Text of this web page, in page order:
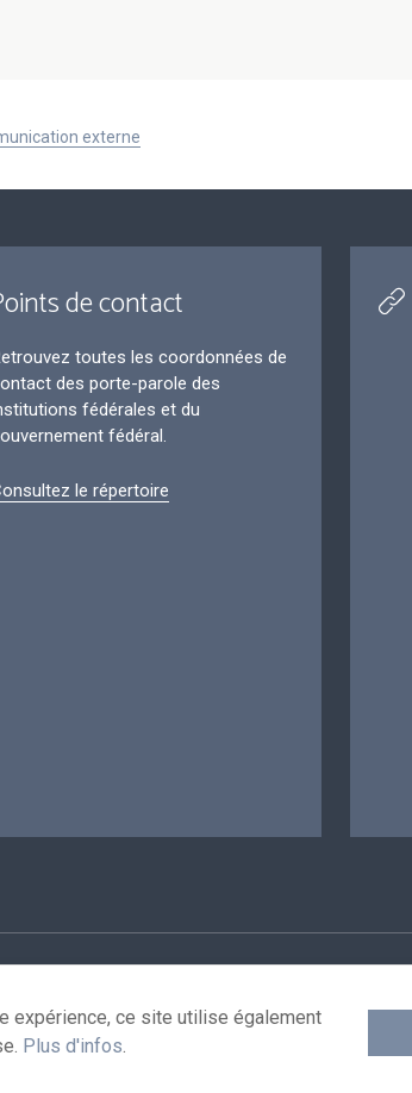
externe
de contact
toutes les coordonnées de
des porte-parole des
fédérales et du
fédéral.
le répertoire
expérience, ce site utilise également
Plus d'infos.